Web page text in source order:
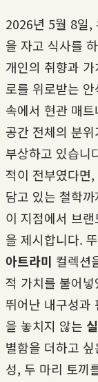
2026년 5월 8일,
을 자고 식사를
개인의 취향과
로를 위로받는
속에서 현관 매
공간 전체의 분
부상하고 있습니
적이 전부였다면
담고 있는 철학
이 지점에서 브랜
을 제시합니다.
아트라미 컬렉션
적 가치를 불어
뛰어난 내구성과
을 놓치지 않는
별함을 더하고
성, 두 마리 토끼